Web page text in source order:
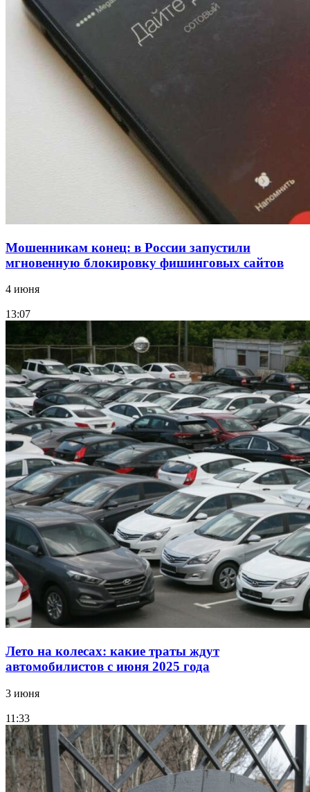
12:39
Сладкий праздник в Волгограде: в Центральном
парке прошёл фестиваль „Арбузный переполох“
Волгоградские компании нарастили экспорт:
заключены контракты на 3,6 млн долларов
Мошенникам конец: в России запустили
мгновенную блокировку фишинговых сайтов
4 июня
13:07
Лето на колесах: какие траты ждут
автомобилистов с июня 2025 года
3 июня
11:33